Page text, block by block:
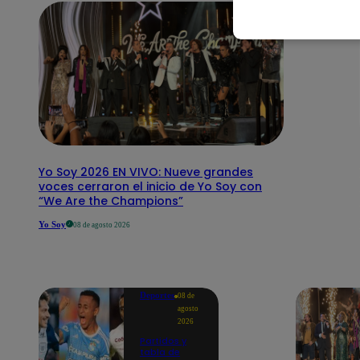
Yo Soy 2026 EN VIVO: Nueve grandes
voces cerraron el inicio de Yo Soy con
“We Are the Champions”
Yo Soy 08 de agosto 2026
Deportes 08 de
agosto
2026
Partidos y
tabla de